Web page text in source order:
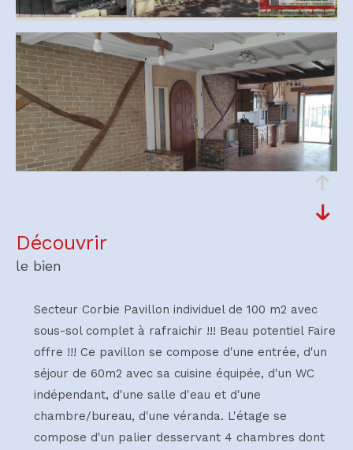
découvrir
le bien
Secteur Corbie Pavillon individuel de 100 m2 avec
sous-sol complet à rafraichir !!! Beau potentiel Faire
offre !!! Ce pavillon se compose d'une entrée, d'un
séjour de 60m2 avec sa cuisine équipée, d'un WC
indépendant, d'une salle d'eau et d'une
chambre/bureau, d'une véranda. L'étage se
compose d'un palier desservant 4 chambres dont